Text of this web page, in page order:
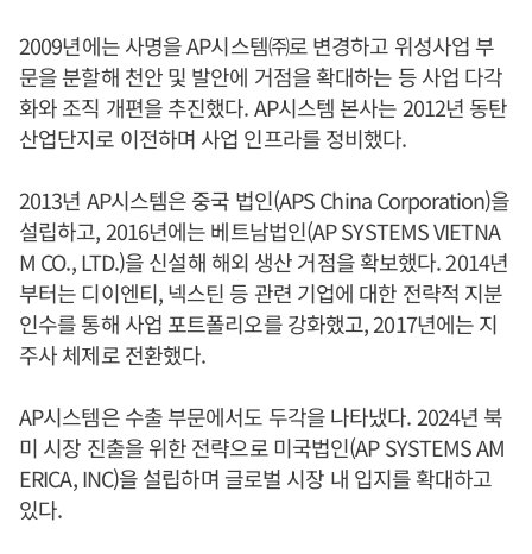
2009년에는 사명을 AP시스템㈜로 변경하고 위성사업 부
문을 분할해 천안 및 발안에 거점을 확대하는 등 사업 다각
화와 조직 개편을 추진했다. AP시스템 본사는 2012년 동탄
산업단지로 이전하며 사업 인프라를 정비했다.
2013년 AP시스템은 중국 법인(APS China Corporation)을
설립하고, 2016년에는 베트남법인(AP SYSTEMS VIETNA
M CO., LTD.)을 신설해 해외 생산 거점을 확보했다. 2014년
부터는 디이엔티, 넥스틴 등 관련 기업에 대한 전략적 지분
인수를 통해 사업 포트폴리오를 강화했고, 2017년에는 지
주사 체제로 전환했다.
AP시스템은 수출 부문에서도 두각을 나타냈다. 2024년 북
미 시장 진출을 위한 전략으로 미국법인(AP SYSTEMS AM
ERICA, INC)을 설립하며 글로벌 시장 내 입지를 확대하고
있다.